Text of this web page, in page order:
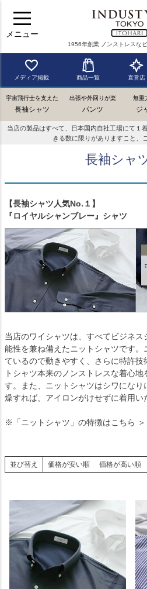
メニュー
1956年創業 ノンストレスな
メディア掲載 商品一覧 直営店
宇宙飛行士を支えた
長袖シャツ
出張や外回りが楽
パンツ
無重
ジ
当店の製品はすべて、日本国内自社工場にて１
きる数に限りがありますこと、
長袖シャ
【長袖シャツ人気No.１】
『ロイヤルシャンブレー』シャツ
当店のワイシャツは、すべてビジネ
能性を兼ね備えたニットシャツです
ているので動きやすく、さらに特許
トシャツ本来のノンストレスな着心
す。また、ニットシャツはシワにな
燥すれば、アイロンがけせずに着用い
※「ニットシャツ」の特徴はこちら ＞
並び替え 価格が安い順 価格が高い順